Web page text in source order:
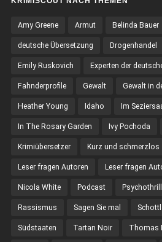
Amy Greene Armut Belinda Bauer
deutsche Übersetzung Drogenhandel
Emily Ruskovich Experten der
Fahnderprofile Gewalt Gewalt in
Heather Young Idaho Im
In The Rosary Garden Ivy Pochoda
Krimiübersetzer Kurz und schmerzlos
Leser fragen Autoren Leser fragen
Nicola White Podcast
Rassismus Sagen Sie mal
Südstaaten Tartan Noir Thomas